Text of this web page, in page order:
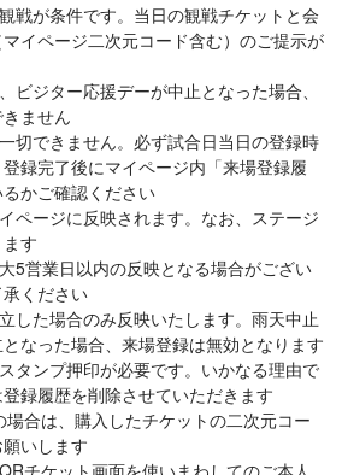
戦が条件です。当日の観戦チケットと会
イページ二次元コード含む）のご提示が
ビジター応援デーが中止となった場合、
ません
切できません。必ず試合日当日の登録時
録完了後にマイページ内「来場登録履
かご確認ください
ページに反映されます。なお、ステージ
す
5営業日以内の反映となる場合がござい
ください
した場合のみ反映いたします。雨天中止
なった場合、来場登録は無効となります
タンプ押印が必要です。いかなる理由で
録履歴を削除させていただきます
合は、購入したチケットの二次元コー
いします
チケット画面を使いまわしてのご本人